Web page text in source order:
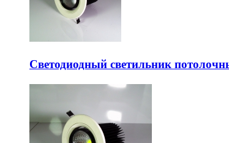
Светодиодный светильник